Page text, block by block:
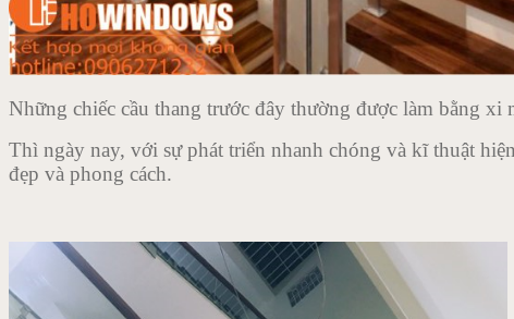
Những chiếc cầu thang trước đây thường được làm bằng xi
Thì ngày nay, với sự phát triển nhanh chóng và kĩ thuật
đẹp và phong cách.